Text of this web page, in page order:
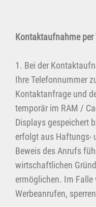
Kontaktaufnahme per
1. Bei der
Ihre Telefonnummer
Kontaktanfrage und
temporär im RAM /
Displays gespeichert
erfolgt aus Haftungs-
Beweis des Anrufs
wirtschaftlichen
ermöglichen. Im Falle
Werbeanrufen,